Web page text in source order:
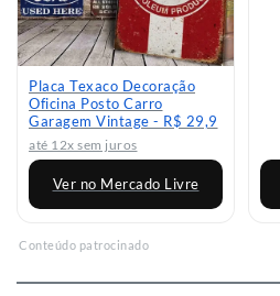
Placa Texaco Decoração
Oficina Posto Carro
Garagem Vintage - R$ 29,9
até 12x sem juros
Ver no Mercado Livre
Conteúdo patrocinado